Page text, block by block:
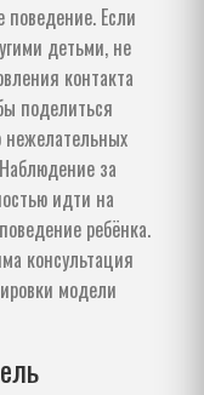
Если
детьми, не
контакта
поделиться
нежелательных
за
идти на
ребёнка.
консультация
модели